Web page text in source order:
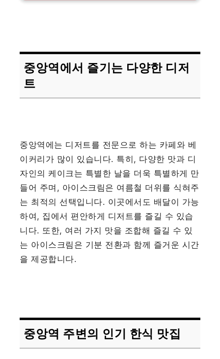
중앙역에서 즐기는 다양한 디저
트
중앙역에는 디저트를 전문으로 하는 카페와 베
이커리가 많이 있습니다. 특히, 다양한 맛과 디
자인의 케이크는 특별한 날을 더욱 특별하게 만
들어 주며, 아이스크림은 여름철 더위를 식혀주
는 최적의 선택입니다. 이곳에서도 배달이 가능
하여, 집에서 편안하게 디저트를 즐길 수 있습
니다. 또한, 여러 가지 맛을 조합해 즐길 수 있
는 아이스크림은 기분 전환과 함께 즐거운 시간
을 제공합니다.
중앙역 주변의 인기 한식 맛집